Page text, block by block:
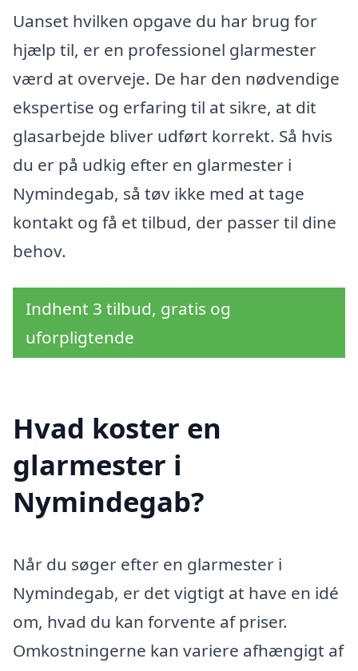
Uanset hvilken opgave du har brug for
hjælp til, er en professionel glarmester
værd at overveje. De har den nødvendige
ekspertise og erfaring til at sikre, at dit
glasarbejde bliver udført korrekt. Så hvis
du er på udkig efter en glarmester i
Nymindegab, så tøv ikke med at tage
kontakt og få et tilbud, der passer til dine
behov.
Indhent 3 tilbud, gratis og
uforpligtende
Hvad koster en
glarmester i
Nymindegab?
Når du søger efter en glarmester i
Nymindegab, er det vigtigt at have en idé
om, hvad du kan forvente af priser.
Omkostningerne kan variere afhængigt af